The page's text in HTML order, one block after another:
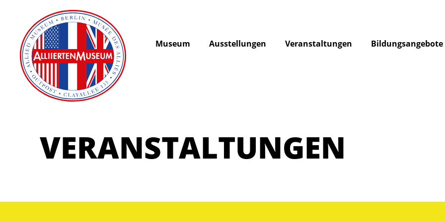
Museum Ausstellungen Veranstaltungen Bildungsangebote
VERANSTALTUNGEN